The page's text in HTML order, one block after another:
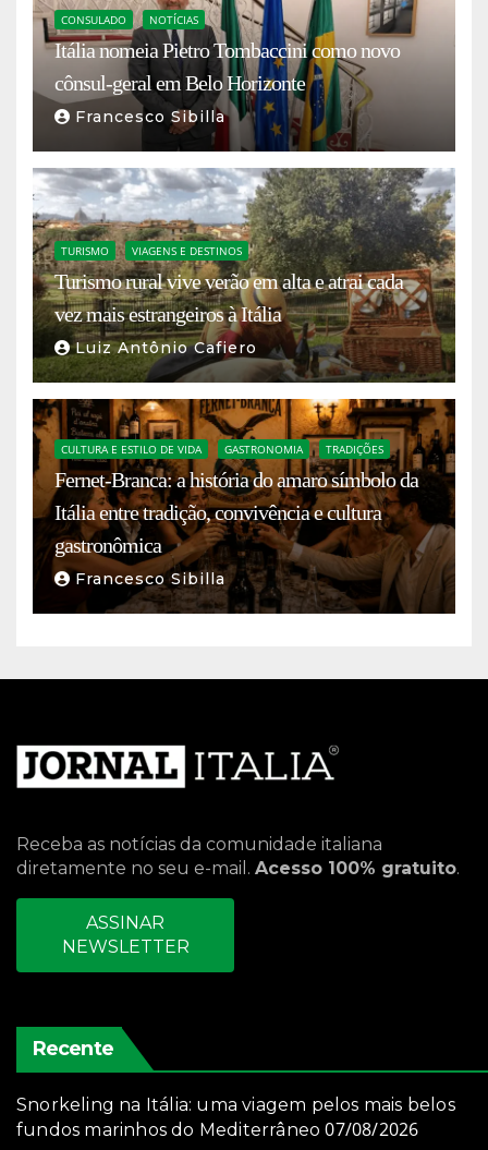
CONSULADO NOTÍCIAS
Itália nomeia Pietro Tombaccini como novo
cônsul-geral em Belo Horizonte
Francesco Sibilla
TURISMO VIAGENS E DESTINOS
Turismo rural vive verão em alta e atrai cada
vez mais estrangeiros à Itália
Luiz Antônio Cafiero
CULTURA E ESTILO DE VIDA GASTRONOMIA TRADIÇÕES
Fernet-Branca: a história do amaro símbolo da
Itália entre tradição, convivência e cultura
gastronômica
Francesco Sibilla
Receba as notícias da comunidade italiana
diretamente no seu e-mail. Acesso 100% gratuito.
ASSINAR
NEWSLETTER
Recente
Snorkeling na Itália: uma viagem pelos mais belos
fundos marinhos do Mediterrâneo 07/08/2026